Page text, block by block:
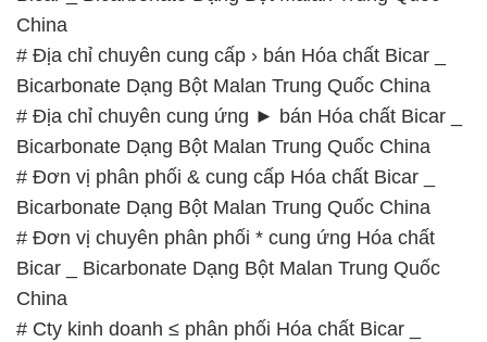
Bicarbonate Dạng Bột Malan Trung Quốc China
# Đơn vị phân phối & cung cấp Hóa chất Bicar _
Bicarbonate Dạng Bột Malan Trung Quốc China
# Đơn vị chuyên phân phối * cung ứng Hóa chất
Bicar _ Bicarbonate Dạng Bột Malan Trung Quốc
# Cty kinh doanh ≤ phân phối Hóa chất Bicar _
Bicarbonate Dạng Bột Malan Trung Quốc China
📞PHÒNG KINH DOANH – CÔNG TY HÓA CHẤT
ĐẮC TRƯỜNG PHÁT🌐